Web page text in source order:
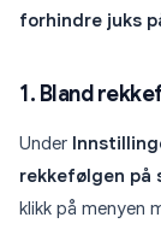
forhindre juks
1. Bland
Under
rekkefølgen på
klikk på menyen